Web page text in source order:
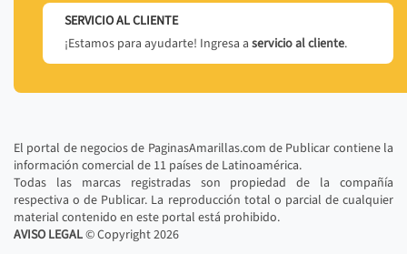
SERVICIO AL CLIENTE
¡Estamos para ayudarte! Ingresa a servicio al cliente.
El portal de negocios de PaginasAmarillas.com de Publicar contiene la
información comercial de 11 países de Latinoamérica.
Todas las marcas registradas son propiedad de la compañía
respectiva o de Publicar. La reproducción total o parcial de cualquier
material contenido en este portal está prohibido.
AVISO LEGAL© Copyright2026